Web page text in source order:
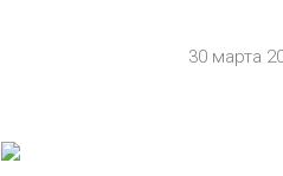
30 марта